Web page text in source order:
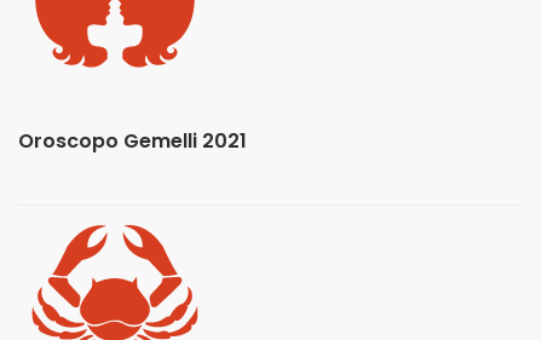
Oroscopo Gemelli 2021